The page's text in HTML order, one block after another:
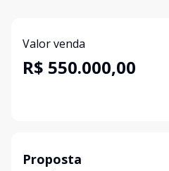
Valor venda
R$ 550.000,00
Proposta